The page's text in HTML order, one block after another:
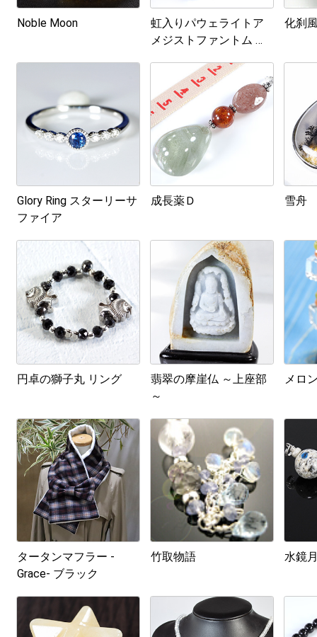
Noble Moon
虹入りパウェライトア
メジストファントム ポ
化刹
Glory Ring スターリーサ
ファイア
成長薬Ｄ 雪舟
円卓の獅子丸 リング
翡翠の摩崖仏 ～上座部
～
メロ
タータンマフラー -
Grace- ブラック
竹取物語 水鏡